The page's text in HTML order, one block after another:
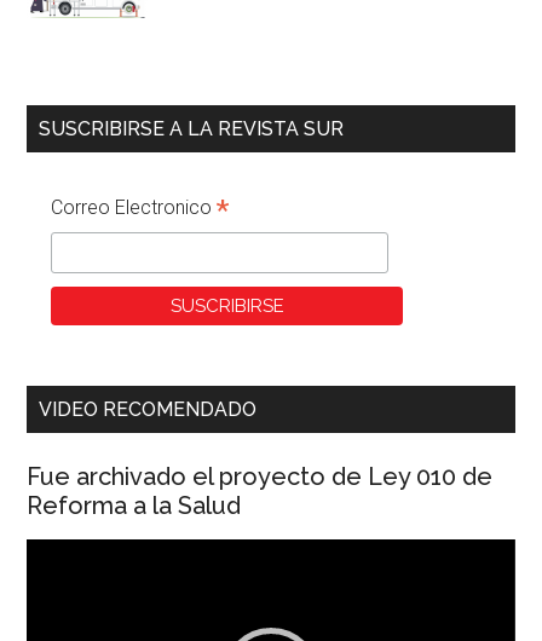
SUSCRIBIRSE A LA REVISTA SUR
Correo Electronico*
VIDEO RECOMENDADO
Fue archivado el proyecto de Ley 010 de
Reforma a la Salud